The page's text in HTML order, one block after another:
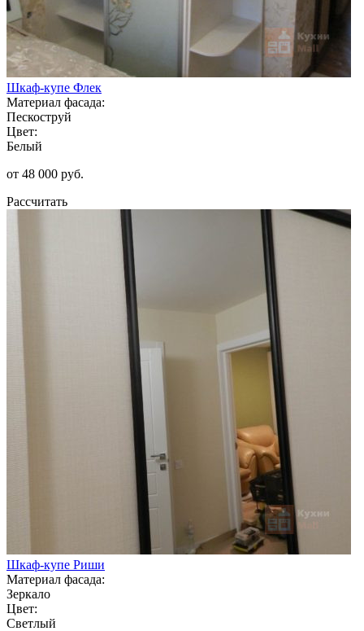
Шкаф-купе Флек
Материал фасада:
Пескоструй
Цвет:
Белый
от 48 000 руб.
Рассчитать
Шкаф-купе Риши
Материал фасада:
Зеркало
Цвет:
Светлый